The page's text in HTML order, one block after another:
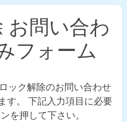
お問い合わ
フォーム
ック解除のお問い合わせ
す。 下記入力項目に必要
を押して下さい。